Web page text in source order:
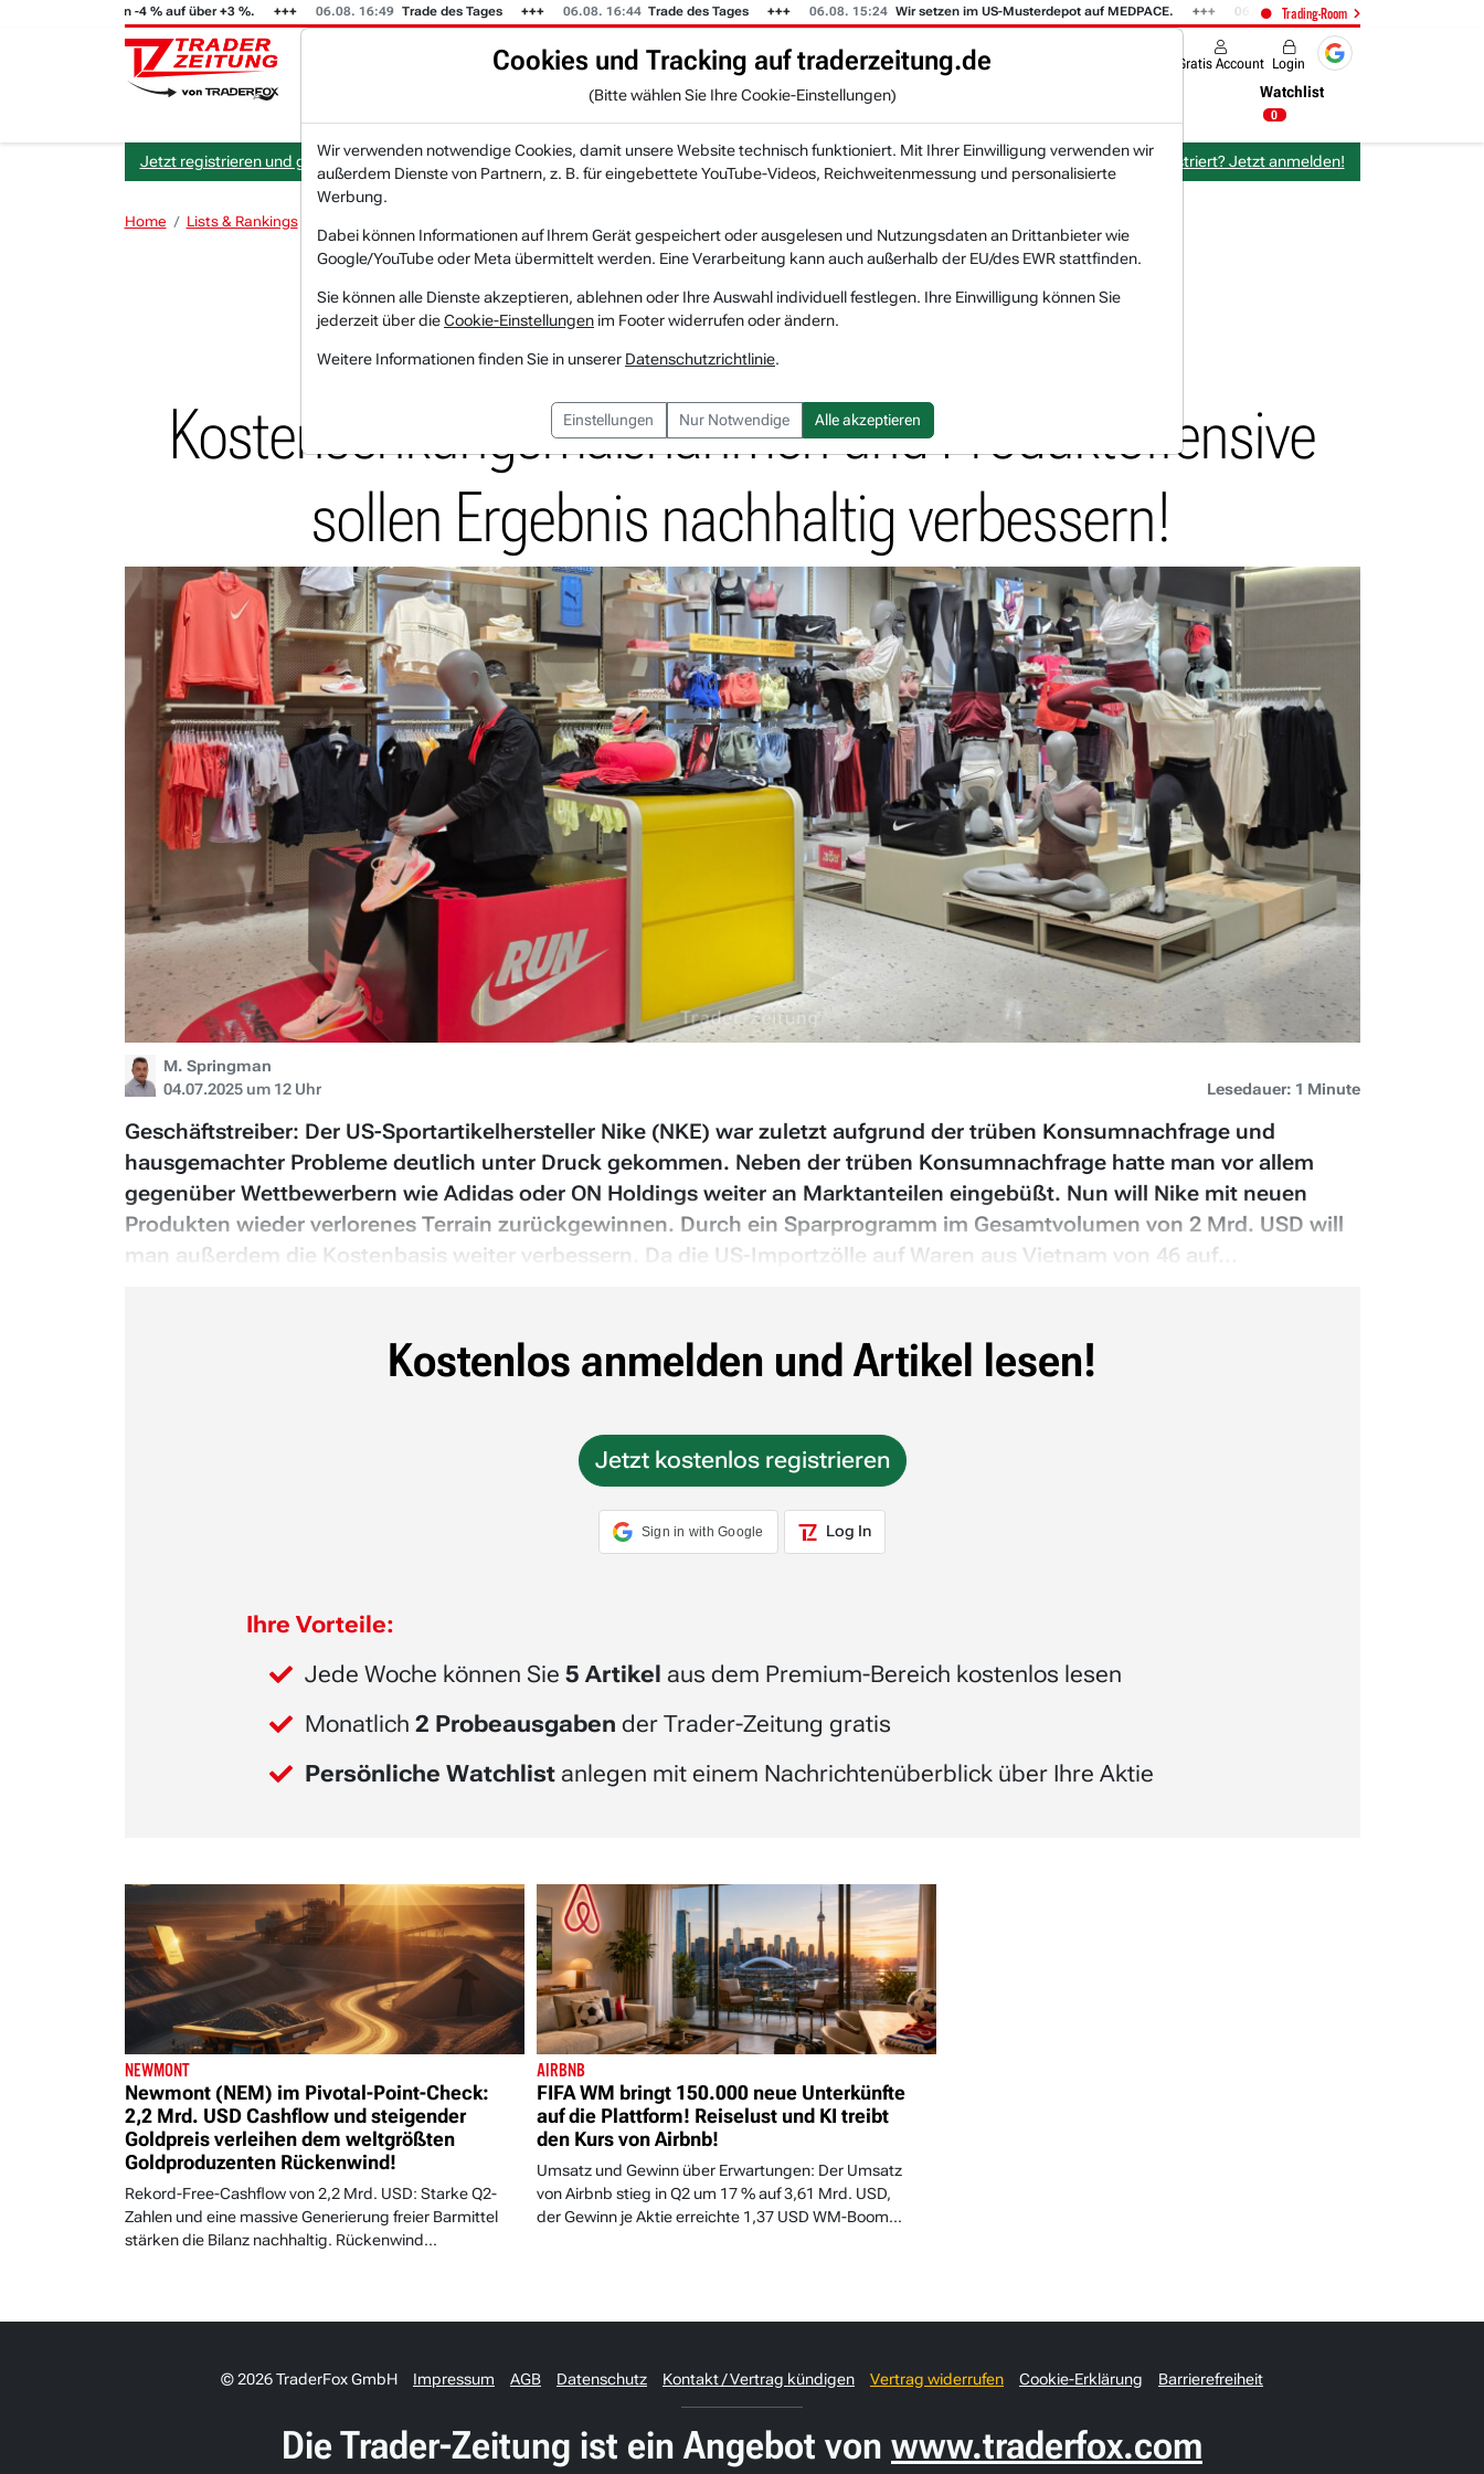
Trading-Room
(i) steigt von -4 % auf über +3 %. 06.08. 16:49 Trade des Tages 06.08. 16:44 Trade des Tages 06.08. 15:24 Wir setzen im US-Musterdepot auf MEDPACE. 06.08. 14:58 AMAZON (i) hat zwei Tage
Gratis Account Login
KI-Agenten NEU Zeitung Rankings & Trends Watchlist
0
Jetzt registrieren und gratis Artikel lesen. Bereits bei TraderFox registriert? Jetzt anmelden!
Home Lists & Rankings
Nike
Nike - Sportartikelhersteller dank
Kostensenkungsmaßnahmen und Produktoffensive
sollen Ergebnis nachhaltig verbessern!
M. Springman
04.07.2025 um 12 Uhr
Lesedauer: 1 Minute
Geschäftstreiber: Der US-Sportartikelhersteller Nike (NKE) war zuletzt aufgrund der trüben Konsumnachfrage und
hausgemachter Probleme deutlich unter Druck gekommen. Neben der trüben Konsumnachfrage hatte man vor allem
gegenüber Wettbewerbern wie Adidas oder ON Holdings weiter an Marktanteilen eingebüßt. Nun will Nike mit neuen
Produkten wieder verlorenes Terrain zurückgewinnen. Durch ein Sparprogramm im Gesamtvolumen von 2 Mrd. USD will
man außerdem die Kostenbasis weiter verbessern. Da die US-Importzölle auf Waren aus Vietnam von 46 auf...
Kostenlos anmelden und Artikel lesen!
Jetzt kostenlos registrieren
Sign in with Google Log In
Ihre Vorteile:
Jede Woche können Sie 5 Artikel aus dem Premium-Bereich kostenlos lesen
Monatlich 2 Probeausgaben der Trader-Zeitung gratis
Persönliche Watchlistanlegen mit einem Nachrichtenüberblick über Ihre Aktie
NEWMONT
Newmont (NEM) im Pivotal-Point-Check:
2,2 Mrd. USD Cashflow und steigender
Goldpreis verleihen dem weltgrößten
Goldproduzenten Rückenwind!
Rekord-Free-Cashflow von 2,2 Mrd. USD: Starke Q2-
Zahlen und eine massive Generierung freier Barmittel
stärken die Bilanz nachhaltig. Rückenwind...
AIRBNB
FIFA WM bringt 150.000 neue Unterkünfte
auf die Plattform! Reiselust und KI treibt
den Kurs von Airbnb!
Umsatz und Gewinn über Erwartungen: Der Umsatz
von Airbnb stieg in Q2 um 17 % auf 3,61 Mrd. USD,
der Gewinn je Aktie erreichte 1,37 USD WM-Boom...
© 2026 TraderFox GmbH Impressum AGB Datenschutz Kontakt / Vertrag kündigen Vertrag widerrufen Cookie-Erklärung Barrierefreiheit
Die Trader-Zeitung ist ein Angebot von www.traderfox.com
Cookies und Tracking auf traderzeitung.de
(Bitte wählen Sie Ihre Cookie-Einstellungen)
Wir verwenden notwendige Cookies, damit unsere Website technisch funktioniert. Mit Ihrer Einwilligung verwenden wir
außerdem Dienste von Partnern, z. B. für eingebettete YouTube-Videos, Reichweitenmessung und personalisierte
Werbung.
Dabei können Informationen auf Ihrem Gerät gespeichert oder ausgelesen und Nutzungsdaten an Drittanbieter wie
Google/YouTube oder Meta übermittelt werden. Eine Verarbeitung kann auch außerhalb der EU/des EWR stattfinden.
Sie können alle Dienste akzeptieren, ablehnen oder Ihre Auswahl individuell festlegen. Ihre Einwilligung können Sie
jederzeit über dieCookie-Einstellungen im Footer widerrufen oder ändern.
Weitere Informationen finden Sie in unserer Datenschutzrichtlinie.
Einstellungen Nur Notwendige Alle akzeptieren